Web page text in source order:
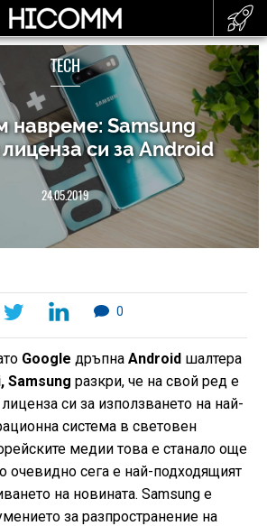
TECH
навреме: Samsung
си за Android
24.05.2019
0
Google дръпнаAndroid шалтера
Samsung разкри, че на свой ред е
си за използването на най-
система в световен
медии това е станало още
очевидно сега е най-подходящият
на новината. Samsung е
за разпространение на